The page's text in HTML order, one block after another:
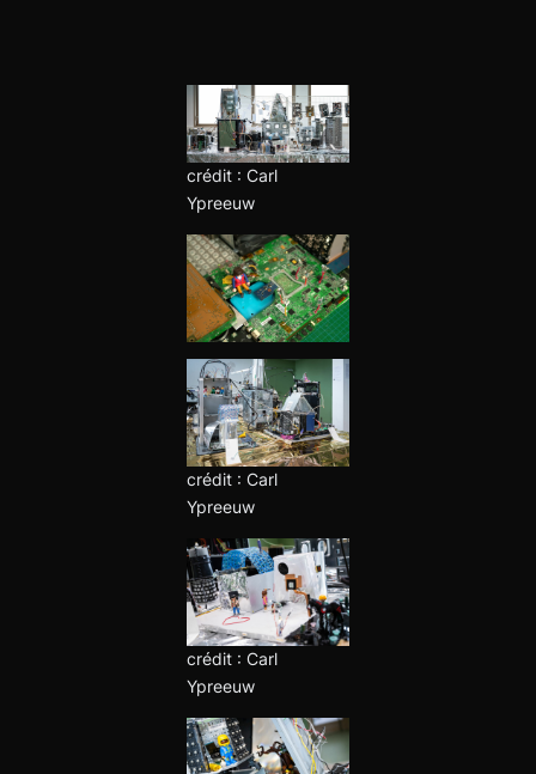
crédit : Carl
Ypreeuw
crédit : Carl
Ypreeuw
crédit : Carl
Ypreeuw